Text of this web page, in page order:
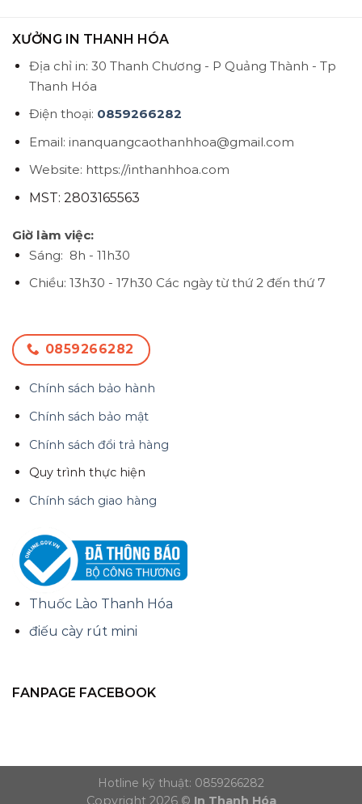
XƯỞNG IN THANH HÓA
Địa chỉ in: 30 Thanh Chương - P Quảng Thành - Tp
Thanh Hóa
Điện thoại: 0859266282
Email: inanquangcaothanhhoa@gmail.com
Website: https://inthanhhoa.com
MST: 2803165563
Giờ làm việc:
Sáng: 8h - 11h30
Chiều: 13h30 - 17h30 Các ngày từ thứ 2 đến thứ 7
0859266282
Chính sách bảo hành
Chính sách bảo mật
Chính sách đổi trả hàng
Quy trình thực hiện
Chính sách giao hàng
Thuốc Lào Thanh Hóa
điếu cày rút mini
FANPAGE FACEBOOK
Hotline kỹ thuật: 0859266282
Copyright 2026 © In Thanh Hóa